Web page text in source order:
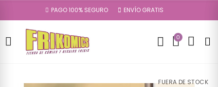
PAGO 100% SEGURO ENVÍO GRATIS
0
FUERA DE STOCK